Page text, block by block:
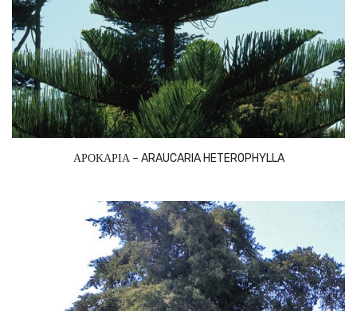
ΑΡΟΚΑΡΙΑ – ARAUCARIA HETEROPHYLLA